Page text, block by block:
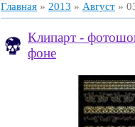
Главная » 2013 » Август »
Клипарт -
фоне